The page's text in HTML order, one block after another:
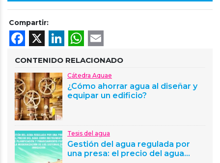
Compartir:
Facebook
X LinkedIn
WhatsApp
CONTENIDO RELACIONADO
Cátedra Aquae
¿Cómo ahorrar agua al diseñar y
equipar un edificio?
Tesis del agua
Gestión del agua regulada por
una presa: el precio del agua…